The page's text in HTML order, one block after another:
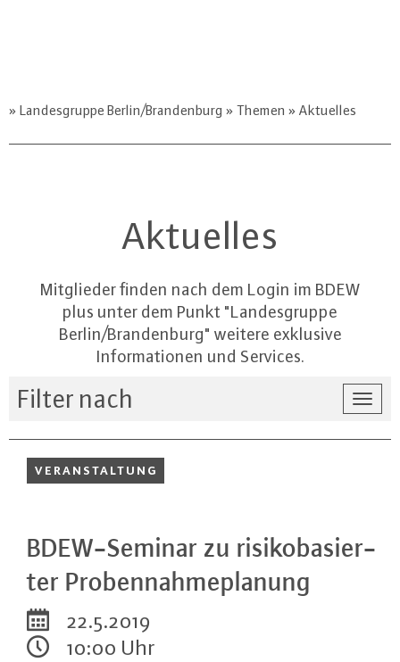
Landesgruppe Berlin/Brandenburg Themen Aktuelles
Aktuelles
Mitglieder finden nach dem Login im BDEW
plus unter dem Punkt "Landesgruppe
Berlin/Brandenburg" weitere exklusive
Informationen und Services.
Filter nach
VER­AN­STAL­TUNG
BDEW-Se­mi­nar zu ri­si­ko­ba­sier­
ter Pro­ben­nah­me­pla­nung
22.5.2019
10:00 Uhr